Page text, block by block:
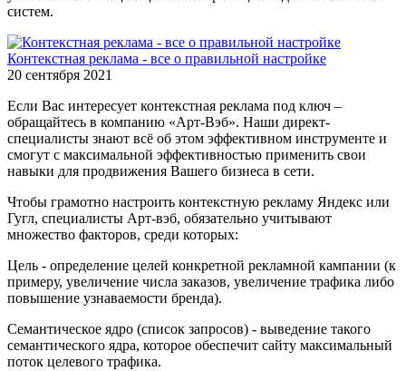
систем.
Контекстная реклама - все о правильной настройке
20 сентября 2021
Если Вас интересует контекстная реклама под ключ –
обращайтесь в компанию «Арт-Вэб». Наши директ-
специалисты знают всё об этом эффективном инструменте и
смогут с максимальной эффективностью применить свои
навыки для продвижения Вашего бизнеса в сети.
Чтобы грамотно настроить контекстную рекламу Яндекс или
Гугл, специалисты Арт-вэб, обязательно учитывают
множество факторов, среди которых:
Цель - определение целей конкретной рекламной кампании (к
примеру, увеличение числа заказов, увеличение трафика либо
повышение узнаваемости бренда).
Семантическое ядро (список запросов) - выведение такого
семантического ядра, которое обеспечит сайту максимальный
поток целевого трафика.